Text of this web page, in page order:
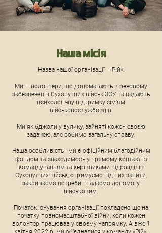
Наша місія
Назва нашої організації - «Рій».
Ми — волонтери, що допомагають в речовому
забезпеченні Сухопутних військ ЗСУ та надають
психологічну підтримку сімʼям
військовослужбовців.
Ми як бджоли у вулику, зайняті кожен своєю
задачею, але робимо загальну справу.
Наша особливість - ми є офіційним благодійним
фондом та знаходимось у прямому контакті з
командуванням та керівниками підрозділів
Сухопутних військ, отримуємо від них запити,
закриваємо потреби і надаємо допомогу
військовим.
Початок існування організації покладено ще на
початку повномасштабної війни, коли кожен
волонтер працював у своєму напрямку. А вже 1